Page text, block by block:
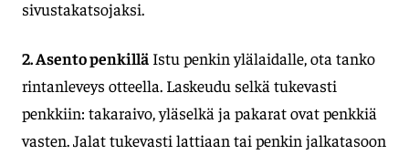
sivustakatsojaksi.
2. Asento penkillä Istu penkin ylälaidalle, ota tanko
rintanleveys otteella. Laskeudu selkä tukevasti
penkkiin: takaraivo, yläselkä ja pakarat ovat penkkiä
vasten. Jalat tukevasti lattiaan tai penkin jalkatasoon